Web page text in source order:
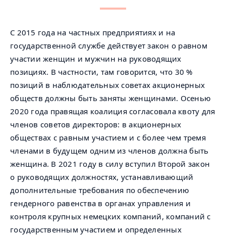
С 2015 года на частных предприятиях и на
государственной службе действует закон о равном
участии женщин и мужчин на руководящих
позициях. В частности, там говорится, что 30 %
позиций в наблюдательных советах акционерных
обществ должны быть заняты женщинами. Осенью
2020 года правящая коалиция согласовала квоту для
членов советов директоров: в акционерных
обществах с равным участием и с более чем тремя
членами в будущем одним из членов должна быть
женщина. В 2021 году в силу вступил Второй закон
о руководящих должностях, устанавливающий
дополнительные требования по обеспечению
гендерного равенства в органах управления и
контроля крупных немецких компаний, компаний с
государственным участием и определенных